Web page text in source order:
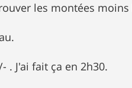
les montées
. J'ai fait ça en 2h30.